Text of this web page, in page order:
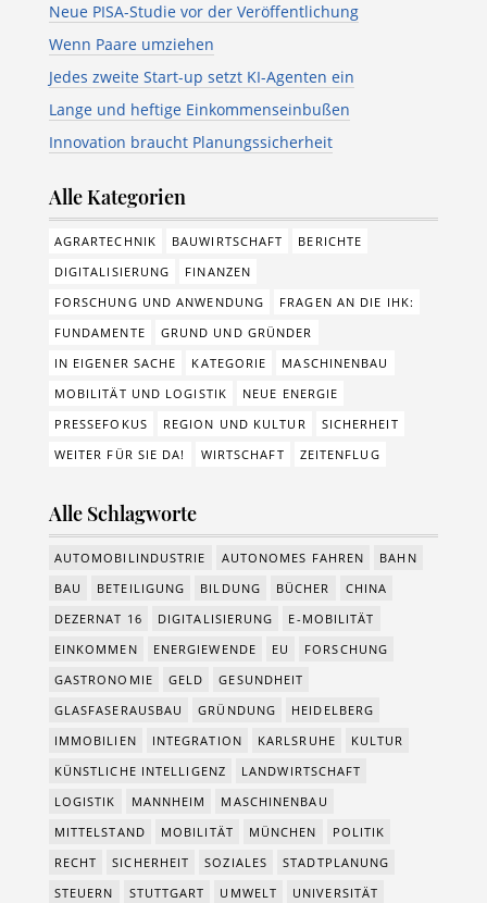
Neue PISA-Studie vor der Veröffentlichung
Wenn Paare umziehen
Jedes zweite Start-up setzt KI-Agenten ein
Lange und heftige Einkommenseinbußen
Innovation braucht Planungssicherheit
Alle Kategorien
AGRARTECHNIK BAUWIRTSCHAFT
BERICHTE
DIGITALISIERUNG
FINANZEN
FORSCHUNG UND ANWENDUNG
FRAGEN AN DIE IHK:
FUNDAMENTE
GRUND UND GRÜNDER
IN EIGENER SACHE
KATEGORIE
MASCHINENBAU
MOBILITÄT UND LOGISTIK
NEUE ENERGIE
PRESSEFOKUS
REGION UND KULTUR
SICHERHEIT
WEITER FÜR SIE DA!
WIRTSCHAFT ZEITENFLUG
Alle Schlagworte
AUTOMOBILINDUSTRIE AUTONOMES FAHREN
BAHN
BAU
BETEILIGUNG BILDUNG BÜCHER
CHINA
DEZERNAT 16
DIGITALISIERUNG
E-MOBILITÄT
EINKOMMEN
ENERGIEWENDE EU
FORSCHUNG
GASTRONOMIE
GELD
GESUNDHEIT
GLASFASERAUSBAU
GRÜNDUNG
HEIDELBERG
IMMOBILIEN
INTEGRATION KARLSRUHE
KULTUR
KÜNSTLICHE INTELLIGENZ
LANDWIRTSCHAFT
LOGISTIK
MANNHEIM
MASCHINENBAU
MITTELSTAND
MOBILITÄT MÜNCHEN
POLITIK
RECHT
SICHERHEIT SOZIALES
STADTPLANUNG
STEUERN
STUTTGART UMWELT
UNIVERSITÄT